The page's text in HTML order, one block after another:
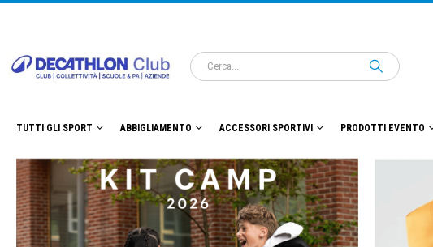
TUTTI GLI SPORT ABBIGLIAMENTO ACCESSORI SPORTIVI PRODOTTI EVENTO